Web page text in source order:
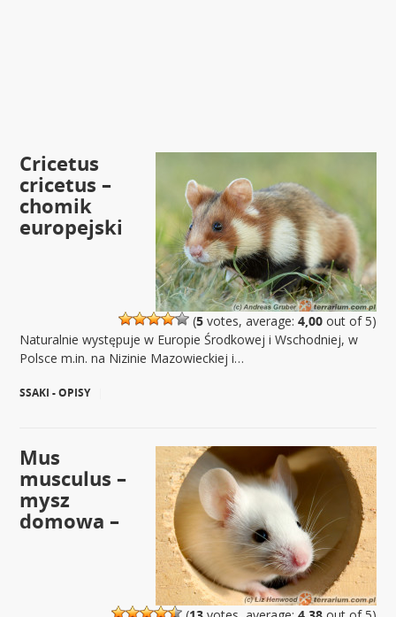
(5votes, average: 4,00out of 5)
Cricetus
cricetus –
chomik
europejski
Naturalnie występuje w Europie Środkowej i Wschodniej, w
Polsce m.in. na Nizinie Mazowieckiej i…
SSAKI - OPISY
Mus
musculus –
mysz
domowa –